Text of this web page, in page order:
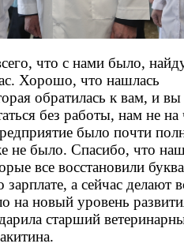
что с нами было,
Хорошо, что нашлась
обратилась к вам, и вы
без работы, нам не на
было почти
не было. Спасибо, что
все восстановили
а сейчас делают
на новый уровень
старший